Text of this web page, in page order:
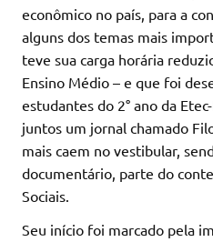
econômico no país, para a
alguns dos temas mais
teve sua carga horária
Ensino Médio – e que foi
estudantes do 2° ano da
juntos um jornal chamado
mais caem no vestibular,
documentário, parte do
Sociais.
Seu início foi marcado pela